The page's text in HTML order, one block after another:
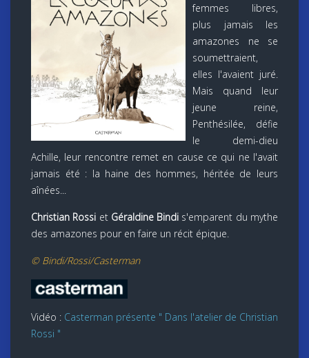
femmes libres,
plus jamais les
amazones ne se
soumettraient,
elles l'avaient juré.
Mais quand leur
jeune reine,
Penthésilée, défie
le demi-dieu
Achille, leur rencontre remet en cause ce qui ne l'avait
jamais été : la haine des hommes, héritée de leurs
aînées...
Christian Rossi et Géraldine Bindi s'emparent du mythe
des amazones pour en faire un récit épique.
© Bindi/Rossi/Casterman
Vidéo : Casterman présente " Dans l'atelier de Christian
Rossi "